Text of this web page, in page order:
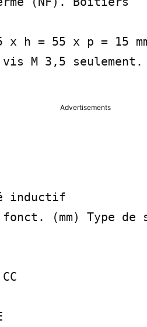
h = 55 x p = 15
M 3,5
Advertisements
inductif
(mm) Type